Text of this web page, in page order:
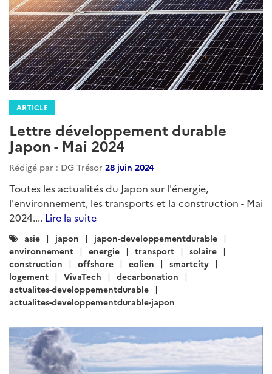
ARTICLE
Lettre développement durable
Japon - Mai 2024
Rédigé par : DG Trésor 28 juin 2024
Toutes les actualités du Japon sur l'énergie,
l'environnement, les transports et la construction - Mai
2024.... Lire la suite
Catégories
:
asie japon
japon-developpementdurable
environnement
energie transport
solaire
construction
offshore eolien
smartcity
logement
VivaTech
decarbonation
actualites-developpementdurable
actualites-developpementdurable-japon